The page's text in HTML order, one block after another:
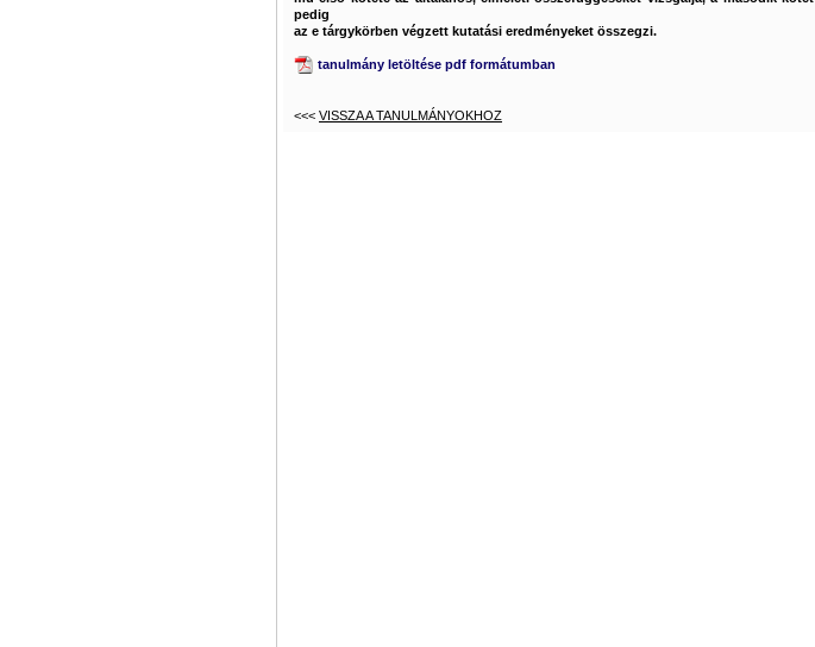
pedig
az e tárgykörben végzett kutatási eredményeket összegzi.
tanulmány letöltése pdf formátumban
<<< VISSZA A TANULMÁNYOKHOZ